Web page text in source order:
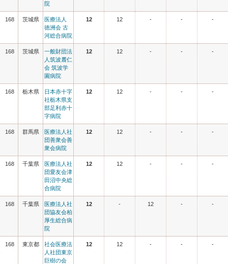
院
168 茨城県
医療法人
徳洲会 古
河総合病院
12 12 - - -
168 茨城県
一般財団法
人筑波麓仁
会 筑波学
園病院
12 12 - - -
168 栃木県
日本赤十字
社栃木県支
部足利赤十
字病院
12 12 - - -
168 群馬県
医療法人社
団善衆会善
衆会病院
12 12 - - -
168 千葉県
医療法人社
団愛友会津
田沼中央総
合病院
12 12 - - -
168 千葉県
医療法人社
団協友会柏
厚生総合病
院
12 - 12 - -
168 東京都
社会医療法
人社団東京
巨樹の会
12 12 - - -